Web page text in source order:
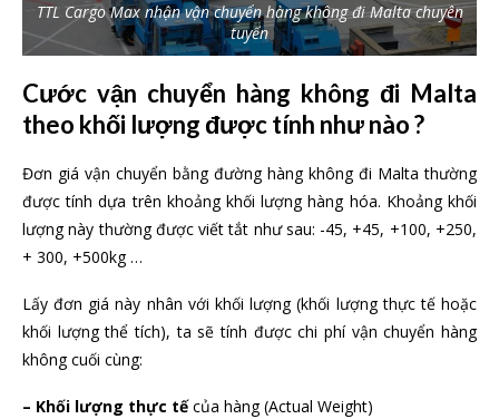
TTL Cargo Max nhận vận chuyển hàng không đi Malta chuyên
tuyến
Cước vận chuyển hàng không đi Malta
theo khối lượng được tính như nào ?
Đơn giá vận chuyển bằng đường hàng không đi Malta thường
được tính dựa trên khoảng khối lượng hàng hóa. Khoảng khối
lượng này thường được viết tắt như sau: -45, +45, +100, +250,
+ 300, +500kg …
Lấy đơn giá này nhân với khối lượng (khối lượng thực tế hoặc
khối lượng thể tích), ta sẽ tính được chi phí vận chuyển hàng
không cuối cùng:
– Khối lượng thực tếcủa hàng (Actual Weight)